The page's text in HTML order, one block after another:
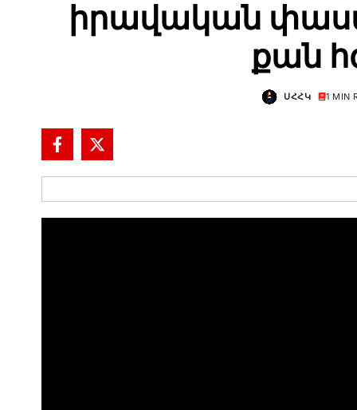
իրավական
քան
ՍՀՀԿ 1 MIN